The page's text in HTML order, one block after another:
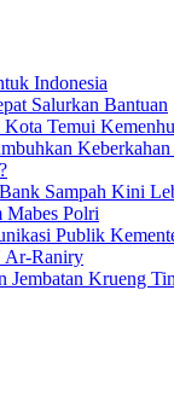
Indonesia
Salurkan Bantuan
Temui
Sampah Kini
Mabes Polri
Publik
Ar-Raniry
Jembatan Krueng